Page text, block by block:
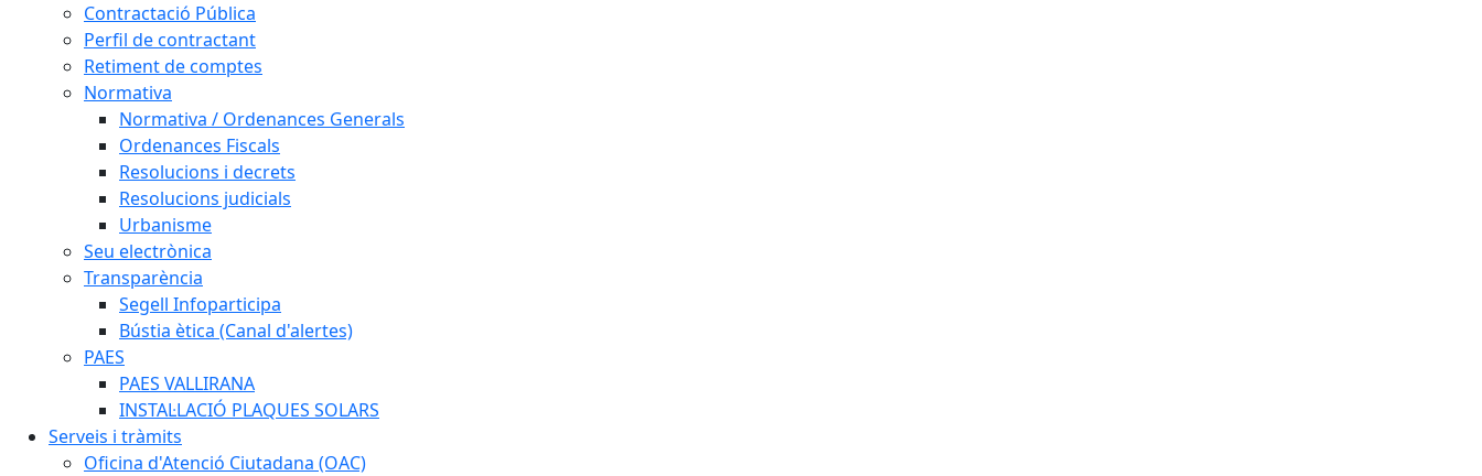
Contractació Pública
Perfil de contractant
Retiment de comptes
Normativa
Normativa / Ordenances Generals
Ordenances Fiscals
Resolucions i decrets
Resolucions judicials
Urbanisme
Seu electrònica
Transparència
Segell Infoparticipa
Bústia ètica (Canal d'alertes)
PAES
PAES VALLIRANA
INSTAL·LACIÓ PLAQUES SOLARS
Serveis i tràmits
Oficina d'Atenció Ciutadana (OAC)